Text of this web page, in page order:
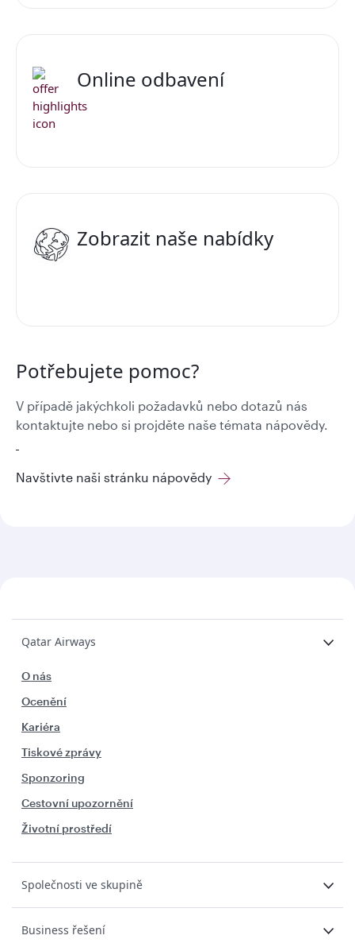
Online odbavení
Zobrazit naše nabídky
Potřebujete pomoc?
V případě jakýchkoli požadavků nebo dotazů nás
kontaktujte nebo si projděte naše témata nápovědy.
Navštivte naši stránku nápovědy
Qatar Airways
O nás
Ocenění
Kariéra
Tiskové zprávy
Sponzoring
Cestovní upozornění
Životní prostředí
Společnosti ve skupině
Business řešení